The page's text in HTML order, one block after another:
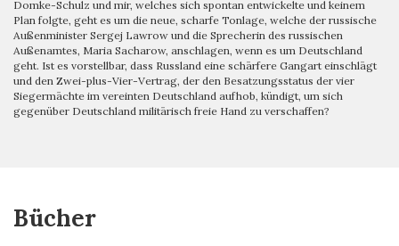
Domke-Schulz und mir, welches sich spontan entwickelte und keinem
Plan folgte, geht es um die neue, scharfe Tonlage, welche der russische
Außenminister Sergej Lawrow und die Sprecherin des russischen
Außenamtes, Maria Sacharow, anschlagen, wenn es um Deutschland
geht. Ist es vorstellbar, dass Russland eine schärfere Gangart einschlägt
und den Zwei-plus-Vier-Vertrag, der den Besatzungsstatus der vier
Siegermächte im vereinten Deutschland aufhob, kündigt, um sich
gegenüber Deutschland militärisch freie Hand zu verschaffen?
Bücher